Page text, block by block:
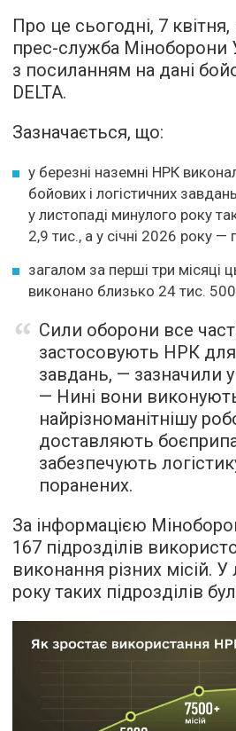
Про це сьогодні, 7
прес-служба Міноборони
з посиланням на дані
DELTA.
Зазначається, що:
у березні наземні НРК
бойових і логістичних
у листопаді минулого року
2,9 тис., а у січні 2026 року —
загалом за перші три місяці
виконано близько 24 тис.
Сили оборони все
застосовують НРК для
завдань, — зазначили
— Нині вони
найрізноманітнішу
доставляють
забезпечують
поранених.
За інформацією
167 підрозділів
виконання різних місій.
року таких підрозділів